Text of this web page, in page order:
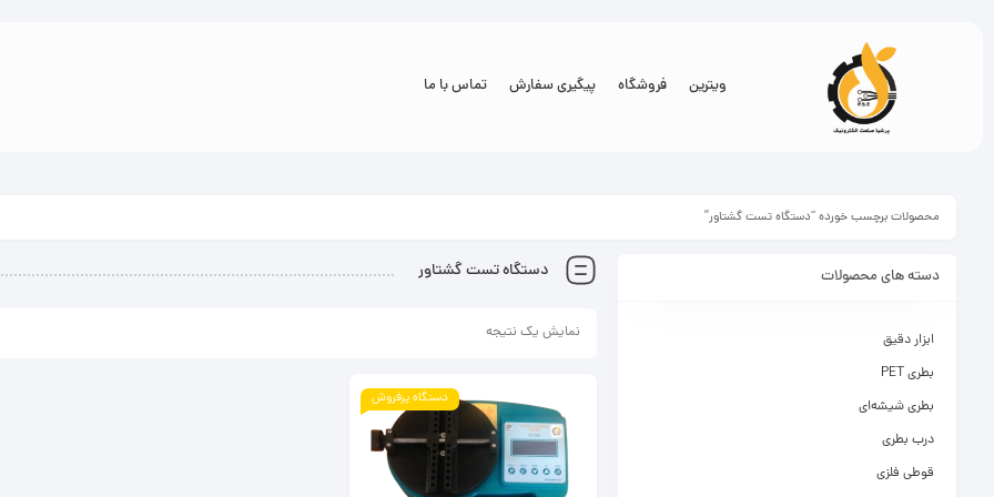
ویترین فروشگاه پیگیری سفارش تماس با ما
محصولات برچسب خورده “دستگاه تست گشتاور”
دستگاه تست گشتاور
نمایش یک نتیجه
دستگاه پرفروش
دسته های محصولات
ابزار دقیق
بطری PET
بطری شیشه‌ای
درب بطری
قوطی فلزی